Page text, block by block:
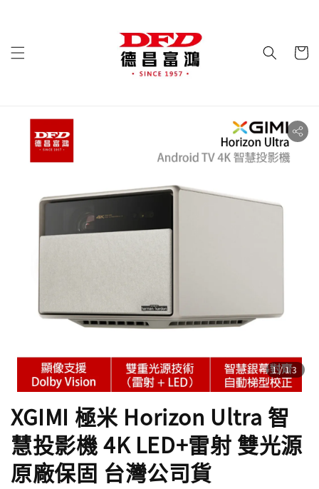
1/13
XGIMI 極米 Horizon Ultra 智
慧投影機 4K LED+雷射 雙光源
原廠保固 台灣公司貨